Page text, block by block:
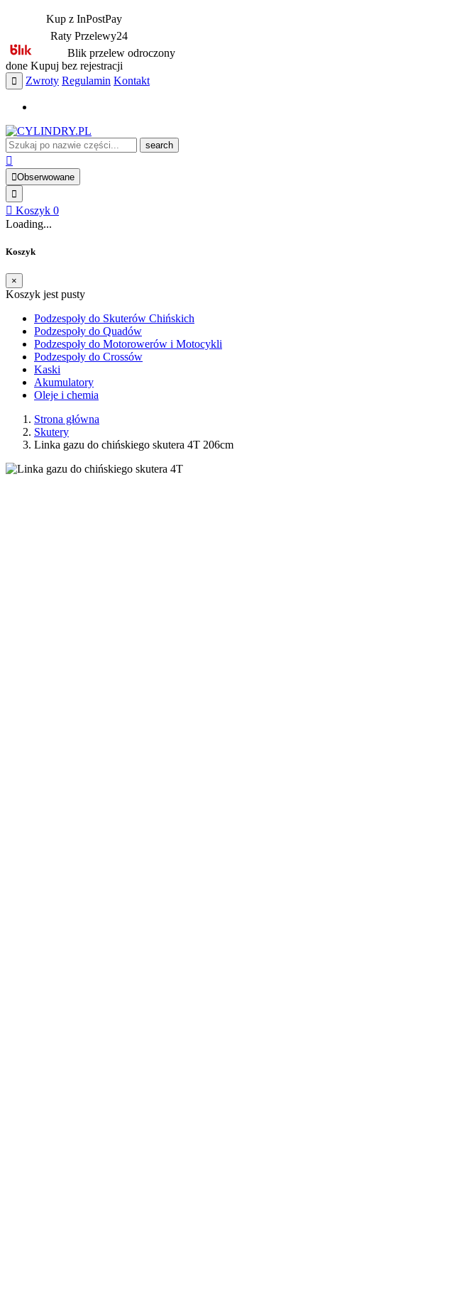
Kup z InPostPay
Raty Przelewy24
Blik przelew odroczony
done Kupuj bez rejestracji
Zwroty Regulamin Kontakt
search
Obserwowane
Koszyk 0
Loading...
Koszyk
×
Koszyk jest pusty
Podzespoły do Skuterów Chińskich
Podzespoły do Quadów
Podzespoły do Motorowerów i Motocykli
Podzespoły do Crossów
Kaski
Akumulatory
Oleje i chemia
Strona główna
Skutery
Linka gazu do chińskiego skutera 4T 206cm